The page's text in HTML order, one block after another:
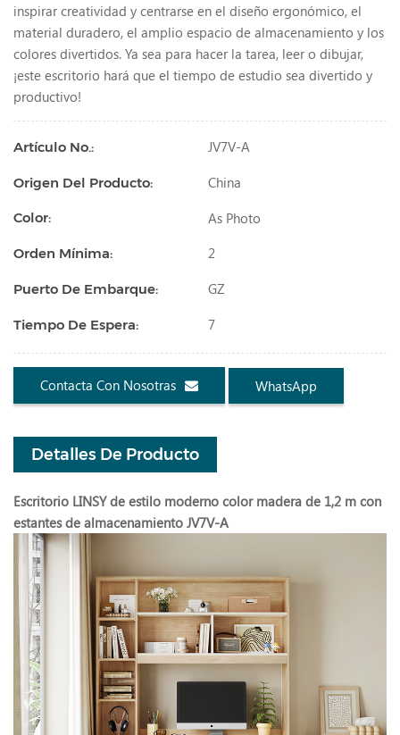
inspirar creatividad y centrarse en el diseño ergonómico, el
material duradero, el amplio espacio de almacenamiento y los
colores divertidos. Ya sea para hacer la tarea, leer o dibujar,
¡este escritorio hará que el tiempo de estudio sea divertido y
productivo!
Artículo No.: JV7V-A
Origen Del Producto: China
Color: As Photo
Orden Mínima: 2
Puerto De Embarque: GZ
Tiempo De Espera: 7
Contacta Con Nosotras WhatsApp
Detalles De Producto
Escritorio LINSY de estilo moderno color madera de 1,2 m con
estantes de almacenamiento JV7V-A